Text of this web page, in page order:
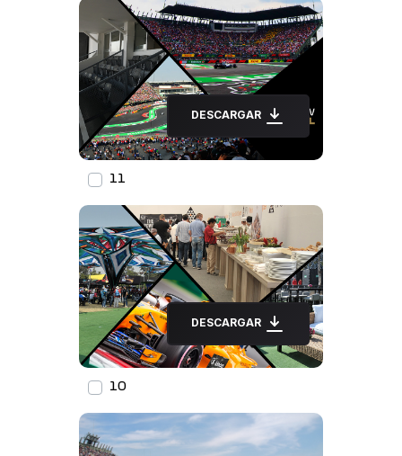
DESCARGAR
11
DESCARGAR
10